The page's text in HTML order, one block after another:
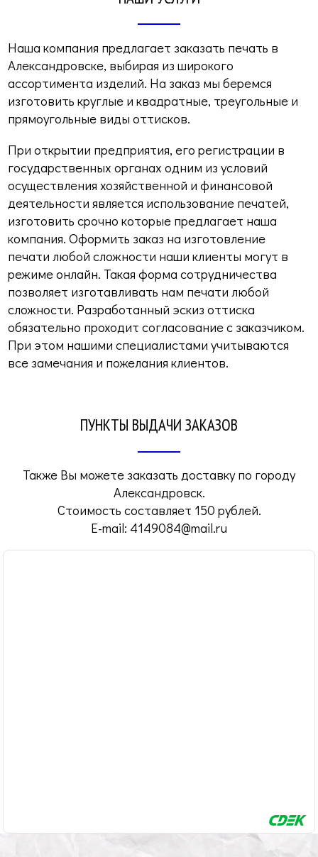
Наша компания предлагает заказать печать в
Александровске, выбирая из широкого
ассортимента изделий. На заказ мы беремся
изготовить круглые и квадратные, треугольные и
прямоугольные виды оттисков.
При открытии предприятия, его регистрации в
государственных органах одним из условий
осуществления хозяйственной и финансовой
деятельности является использование печатей,
изготовить срочно которые предлагает наша
компания. Оформить заказ на изготовление
печати любой сложности наши клиенты могут в
режиме онлайн. Такая форма сотрудничества
позволяет изготавливать нам печати любой
сложности. Разработанный эскиз оттиска
обязательно проходит согласование с заказчиком.
При этом нашими специалистами учитываются
все замечания и пожелания клиентов.
ПУНКТЫ ВЫДАЧИ ЗАКАЗОВ
Также Вы можете заказать доставку по городу
Александровск.
Стоимость составляет 150 рублей.
E-mail: 4149084@mail.ru